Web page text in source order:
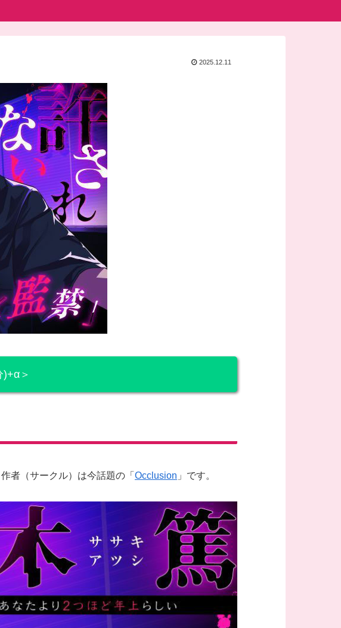
2025.12.11
＞
者（サークル）は今話題の「 Occlusion 」です。